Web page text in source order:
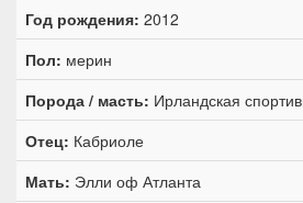
Год рождения: 2012
Пол: мерин
Порода / масть: Ирландская
Отец: Кабриоле
Мать: Элли оф Атланта